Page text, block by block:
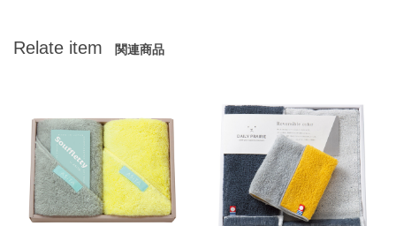
Relate item 関連商品